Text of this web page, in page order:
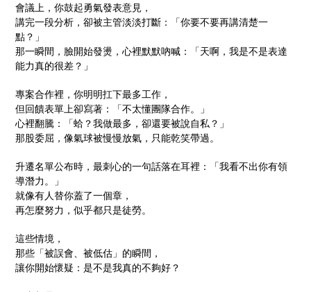
會議上，你鼓起勇氣發表意見，
講完一段分析，卻被主管淡淡打斷：「你要不要再講清楚一
點？」
那一瞬間，臉開始發燙，心裡默默吶喊：「天啊，我是不是表達
能力真的很差？」
專案合作裡，你明明扛下最多工作，
但回饋表單上卻寫著：「不太懂團隊合作。」
心裡翻騰：「蛤？我做最多，卻還要被說自私？」
那股委屈，像氣球被慢慢放氣，只能乾笑帶過。
升遷名單公布時，最刺心的一句話落在耳裡：「我看不出你有領
導潛力。」
就像有人替你蓋了一個章，
再怎麼努力，似乎都只是徒勞。
這些情境，
那些「被誤會、被低估」的瞬間，
讓你開始懷疑：是不是我真的不夠好？